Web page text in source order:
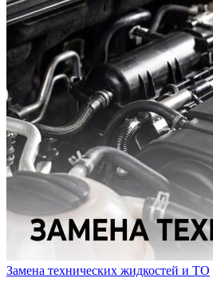
Замена технических жидкостей и ТО